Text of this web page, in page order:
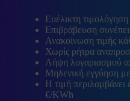
Ευέλικτη
Επιβράβευση
Ανακοίνωση τιμής
Χωρίς ρήτρα
Λήψη λογαριασμού
Μηδενική εγγύηση
Η τιμή
€/KWh